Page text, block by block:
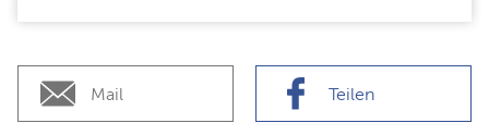
Mail Teilen